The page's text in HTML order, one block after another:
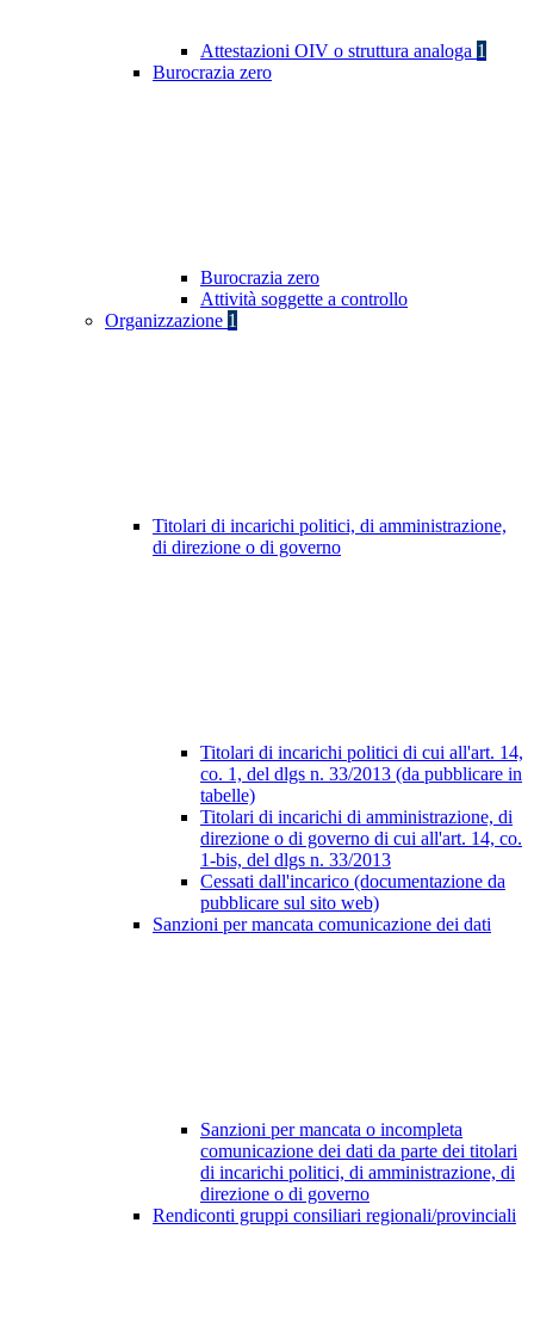
Attestazioni OIV o struttura analoga 1
Burocrazia zero
Burocrazia zero
Attività soggette a controllo
Organizzazione 1
Titolari di incarichi politici, di amministrazione,
di direzione o di governo
Titolari di incarichi politici di cui all'art. 14,
co. 1, del dlgs n. 33/2013 (da pubblicare in
tabelle)
Titolari di incarichi di amministrazione, di
direzione o di governo di cui all'art. 14, co.
1-bis, del dlgs n. 33/2013
Cessati dall'incarico (documentazione da
pubblicare sul sito web)
Sanzioni per mancata comunicazione dei dati
Sanzioni per mancata o incompleta
comunicazione dei dati da parte dei titolari
di incarichi politici, di amministrazione, di
direzione o di governo
Rendiconti gruppi consiliari regionali/provinciali